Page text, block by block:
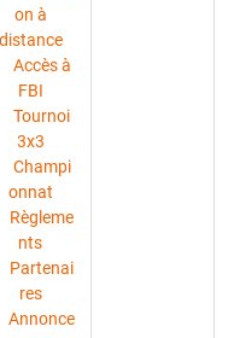
on à
distance
Accès à
FBI
Tournoi
3x3
Champi
onnat
Règleme
nts
Partenai
res
Annonce